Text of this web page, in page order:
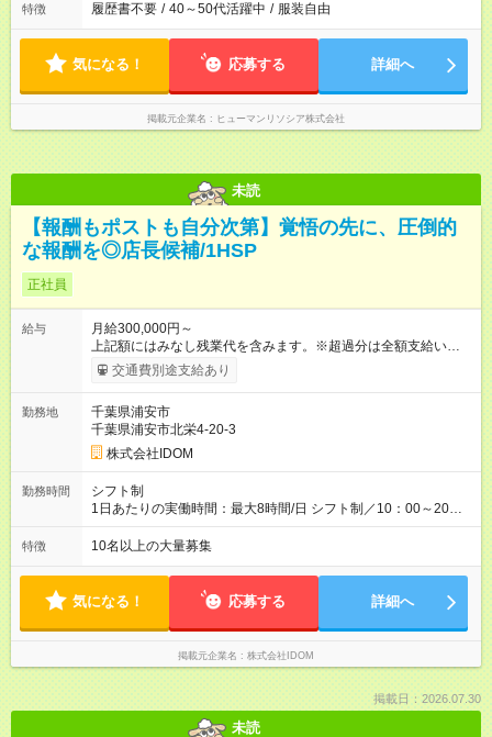
特徴 履歴書不要 / 40～50代活躍中 / 服装自由
気になる！ 応募する 詳細へ
掲載元企業名 ヒューマンリソシア株式会社
未読
【報酬もポストも自分次第】覚悟の先に、圧倒的
な報酬を◎店長候補/1HSP
正社員
給与
月給300,000円～
上記額にはみなし残業代を含みます。※超過分は全額支給いたし
ます。 みなし残業代 38,266円 以上／月 みなし残業時間 20時間
／月 ◎インセンティブ＋賞与あり！ ◎前職給与・経験を考慮
年1回 ★能力給査定年3回 ★賞与年2回／平均3ヶ月分 ★インセン
ティブ（毎月支給／年平均支給額：90万円） ★管理職昇格後：
月収目安55万円、年収650万円～1000万円前後 ＝キャリアアッ
プも応援！＝ 若手のうちから、様々なキャリアにチャレンジで
きるのも当社ならでは。1年後に店長になったメンバーもいま
す。 【試用期間】試用期間あり 試用期間の長さ：4ヶ月 雇用形
選べる＝ 『ストアプロ制度』では、業務委託契約を結び、店舗
運営を行なう新しい働き方。独立するわけではないので、正社
員としての雇用は引き続き守られますし、毎月固定給も支給。
リスクを抑えながら、より大きな裁量をもって店舗運営を手掛
けられます。
交通費別途支給あり
勤務地
千葉県浦安市
千葉県浦安市北栄4-20-3
株式会社IDOM
勤務時間
シフト制
1日あたりの実働時間：最大8時間/日 シフト制／10：00～20：
00 ★月の平均残業時間は14.5時間！ 「閉店当番制の導入」「小
型店での定休日の設定」「夜9時以降の社内チャット使用禁止」
す！今後も前向きに働けるよう、環境を整えていくのでご安心
ください。
特徴 10名以上の大量募集
気になる！ 応募する 詳細へ
掲載元企業名 株式会社IDOM
掲載日：2026.07.30
未読